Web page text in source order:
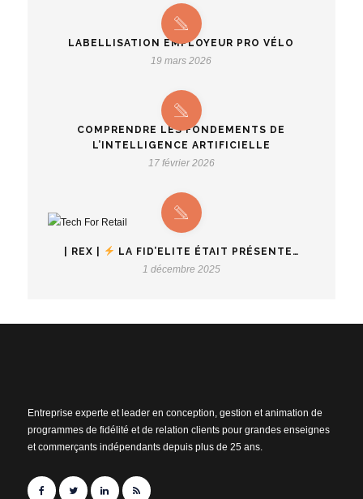
LABELLISATION EMPLOYEUR PRO VÉLO
19 mars 2026
COMPRENDRE LES FONDEMENTS DE
L’INTELLIGENCE ARTIFICIELLE
17 février 2026
| REX |
LA FID’ELITE ÉTAIT PRÉSENTE…
1 décembre 2025
Entreprise experte et leader en conception, gestion et animation de
programmes de fidélité et de relation clients pour grandes enseignes
et commerçants indépendants depuis plus de 25 ans.